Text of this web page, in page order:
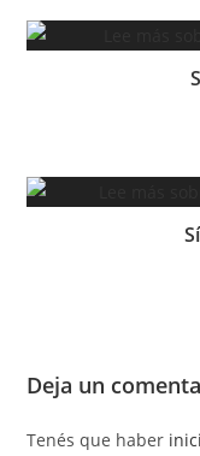
Deja un
Tenés que haber